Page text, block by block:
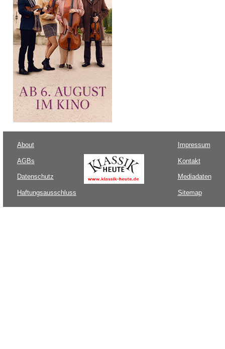
About
AGBs
Datenschutz
Haftungsausschluss
Impressum
Kontakt
Mediadaten
Sitemap